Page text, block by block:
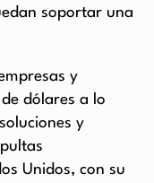
soportar una
y
dólares a lo
y
Unidos, con su